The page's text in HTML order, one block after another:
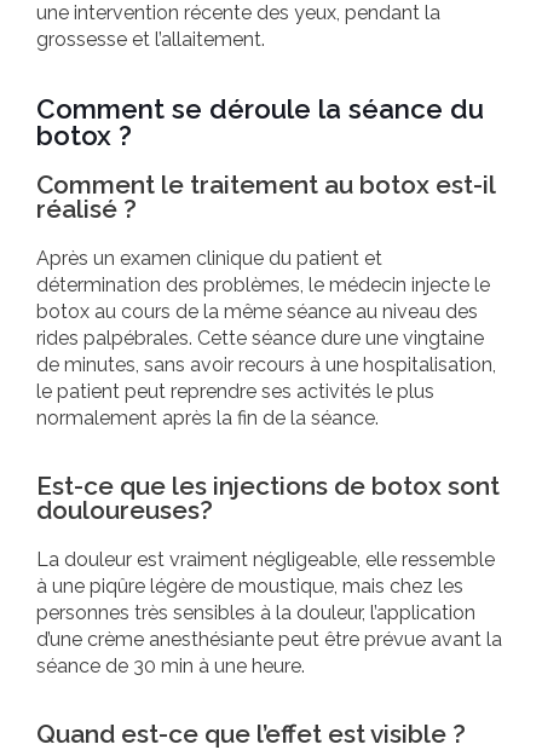
une intervention récente des yeux, pendant la
grossesse et l’allaitement.
Comment se déroule la séance du
botox ?
Comment le traitement au botox est-il
réalisé ?
Après un examen clinique du patient et
détermination des problèmes, le médecin injecte le
botox au cours de la même séance au niveau des
rides palpébrales. Cette séance dure une vingtaine
de minutes, sans avoir recours à une hospitalisation,
le patient peut reprendre ses activités le plus
normalement après la fin de la séance.
Est-ce que les injections de botox sont
douloureuses?
La douleur est vraiment négligeable, elle ressemble
à une piqûre légère de moustique, mais chez les
personnes très sensibles à la douleur, l’application
d’une crème anesthésiante peut être prévue avant la
séance de 30 min à une heure.
Quand est-ce que l’effet est visible ?